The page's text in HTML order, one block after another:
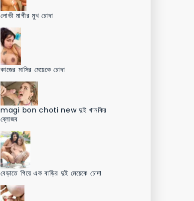
লোভী মাগীর মুখ চোদা
কাজের মাসির মেয়েকে চোদা
magi bon choti new দুই খানকির
ব্লোজব
বেড়াতে গিয়ে এক বাড়ির দুই মেয়েকে চোদা